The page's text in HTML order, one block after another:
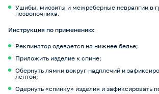
Ушибы, миозиты и межреберные невралгии в
позвоночника.
Инструкция по применению:
Реклинатор одевается на нижнее белье;
Приложить изделие к спине;
Обернуть лямки вокруг надплечий и
лентой;
Одернуть «спинку» изделия и зафиксировать